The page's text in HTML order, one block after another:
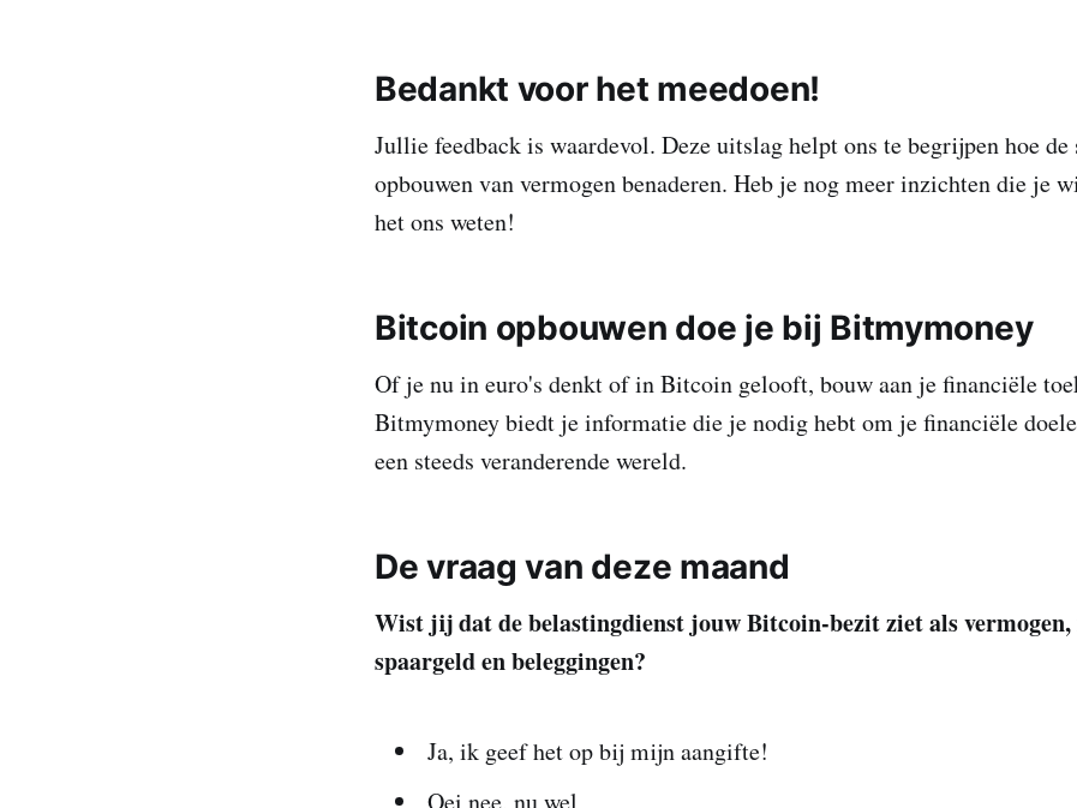
Bedankt voor het meedoen!
Jullie feedback is waardevol. Deze uitslag helpt ons te begrijpen hoe de
opbouwen van vermogen benaderen. Heb je nog meer inzichten die je
het ons weten!
Bitcoin opbouwen doe je bij Bitmymoney
Of je nu in euro's denkt of in Bitcoin gelooft, bouw aan je financiële
Bitmymoney biedt je informatie die je nodig hebt om je financiële
een steeds veranderende wereld.
De vraag van deze maand
Wist jij dat de belastingdienst jouw Bitcoin-bezit ziet als vermogen,
spaargeld en beleggingen?
Ja, ik geef het op bij mijn aangifte!
Oei nee, nu wel